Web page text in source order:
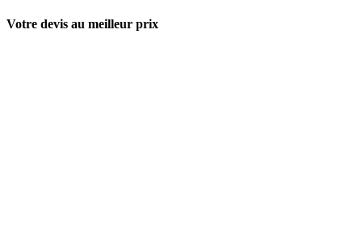
Votre devis au meilleur prix